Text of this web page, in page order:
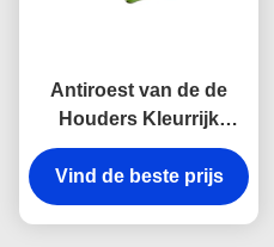
Antiroest van de de
Houders Kleurrijk
Onverwacht Haak van
de Metaal Zeer
belangrijk ketting Zeer
Vind de beste prijs